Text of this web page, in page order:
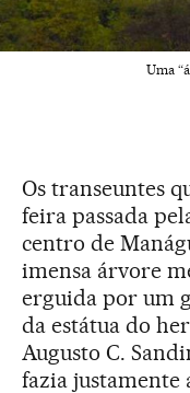
Uma
Os transeuntes
feira passada
centro de
imensa árvore
erguida por um
da estátua do
Augusto C.
fazia justamente